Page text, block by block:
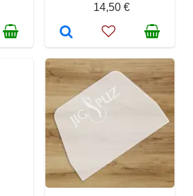
14,50 €